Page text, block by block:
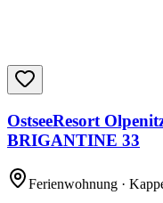
OstseeResort
BRIGANTINE 33
Ferienwohnung ·